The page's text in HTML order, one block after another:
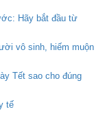
Hãy bắt đầu từ
vô sinh, hiếm muộn
Tết sao cho đúng
tế